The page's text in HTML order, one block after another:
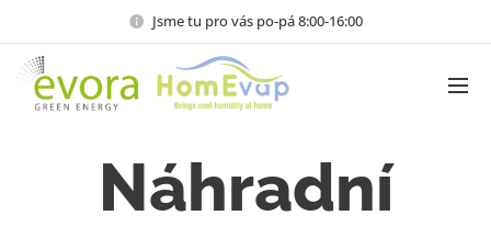
Jsme tu pro vás po-pá 8:00-16:00
Náhradní